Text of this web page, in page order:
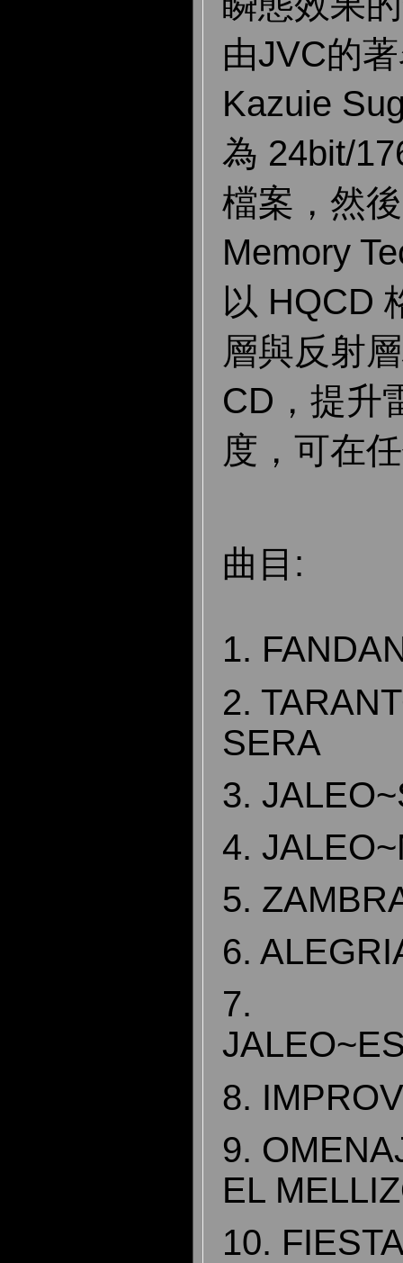
由JVC的
Kazuie
為 24bit/
檔案，然
Memory
以 HQCD
層與反射
CD，提升
度，可在
曲目:
1.
2.
SERA
3.
4.
5.
6.
7.
8.
9.
EL
10.